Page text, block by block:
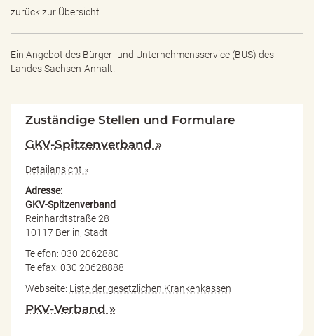
zurück zur Übersicht
Ein Angebot des Bürger- und Unternehmensservice (BUS) des
Landes Sachsen-Anhalt.
Zuständige Stellen und Formulare
GKV-Spitzenverband »
Detailansicht »
Adresse:
GKV-Spitzenverband
Reinhardtstraße 28
10117 Berlin, Stadt
Telefon: 030 2062880
Telefax: 030 20628888
Webseite: Liste der gesetzlichen Krankenkassen
PKV-Verband »